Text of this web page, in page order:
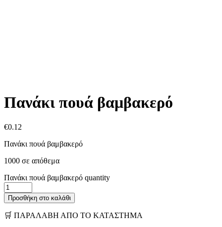
Πανάκι πουά βαμβακερό
€0.12
Πανάκι πουά βαμβακερό
1000 σε απόθεμα
Πανάκι πουά βαμβακερό quantity
Προσθήκη στο καλάθι
🛒 ΠΑΡΑΛΑΒΗ ΑΠΟ ΤΟ ΚΑΤΑΣΤΗΜΑ